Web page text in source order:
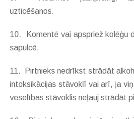
uzticēšanos.
10. Komentē vai apspriež kolēģu
sapulcē.
11. Pirtnieks nedrīkst strādāt
intoksikācijas stāvoklī vai arī, ja
veselības stāvoklis neļauj strādāt